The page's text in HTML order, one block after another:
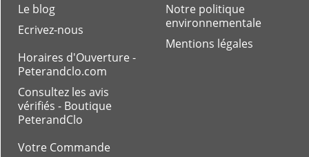
Notre politique
environnementale
Mentions légales
Le blog
Ecrivez-nous
Horaires d'Ouverture -
Peterandclo.com
Consultez les avis
vérifiés - Boutique
PeterandClo
Votre Commande